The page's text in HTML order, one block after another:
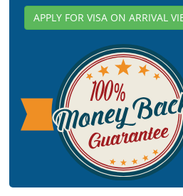
APPLY FOR VISA ON ARRIVAL